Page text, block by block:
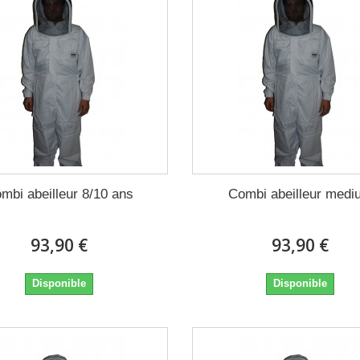
abeilleur 8/10 ans
93,90 €
Disponible
Combi abeilleur
93,90 €
Disponible